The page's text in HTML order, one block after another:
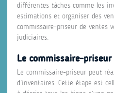
différentes tâches comme les
estimations et organiser des
commissaire-priseur de ventes
judiciaires.
Le commissaire-
Le commissaire-priseur peut
d’inventaires. Cette étape est